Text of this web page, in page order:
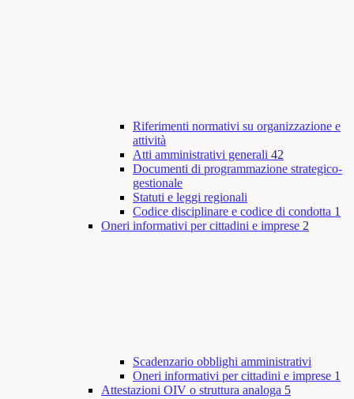
Riferimenti normativi su organizzazione e
attività
Atti amministrativi generali 42
Documenti di programmazione strategico-
gestionale
Statuti e leggi regionali
Codice disciplinare e codice di condotta 1
Oneri informativi per cittadini e imprese 2
Scadenzario obblighi amministrativi
Oneri informativi per cittadini e imprese 1
Attestazioni OIV o struttura analoga 5